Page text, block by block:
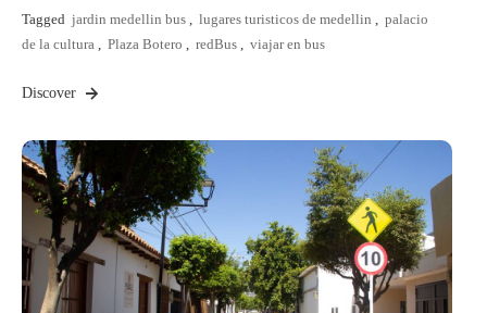
Tagged jardin medellin bus , lugares turisticos de medellin , palacio
de la cultura , Plaza Botero , redBus , viajar en bus
Discover